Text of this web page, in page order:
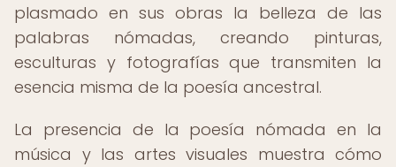
plasmado en sus obras la belleza de las
palabras nómadas, creando pinturas,
esculturas y fotografías que transmiten la
esencia misma de la poesía ancestral.
La presencia de la poesía nómada en la
música y las artes visuales muestra cómo